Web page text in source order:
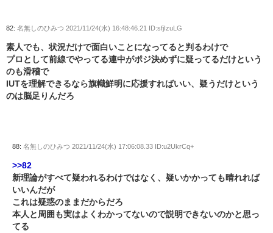
82: 名無しのひみつ 2021/11/24(水) 16:48:46.21 ID:sfjIzuLG
素人でも、状況だけで面白いことになってると判るわけで
プロとして前線でやってる連中がポジ決めずに疑ってるだけという
のも滑稽で
IUTを理解できるなら旗幟鮮明に応援すればいい、疑うだけという
のは脳足りんだろ
88: 名無しのひみつ 2021/11/24(水) 17:06:08.33 ID:u2UkrCq+
>>82
新理論がすべて疑われるわけではなく、疑いかかっても晴れれば
いいんだが
これは疑惑のままだからだろ
本人と周囲も実はよくわかってないので説明できないのかと思っ
てる